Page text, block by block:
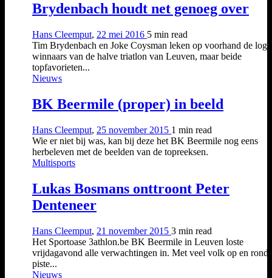
Brydenbach houdt net genoeg over
Hans Cleemput, 22 mei 2016 5 min read
Tim Brydenbach en Joke Coysman leken op voorhand de
winnaars van de halve triatlon van Leuven, maar beide
topfavorieten...
Nieuws
BK Beermile (proper) in beeld
Hans Cleemput, 25 november 2015 1 min read
Wie er niet bij was, kan bij deze het BK Beermile nog eens
herbeleven met de beelden van de topreeksen.
Multisports
Lukas Bosmans onttroont Peter
Denteneer
Hans Cleemput, 21 november 2015 3 min read
Het Sportoase 3athlon.be BK Beermile in Leuven loste
vrijdagavond alle verwachtingen in. Met veel volk op en rond
piste...
Nieuws